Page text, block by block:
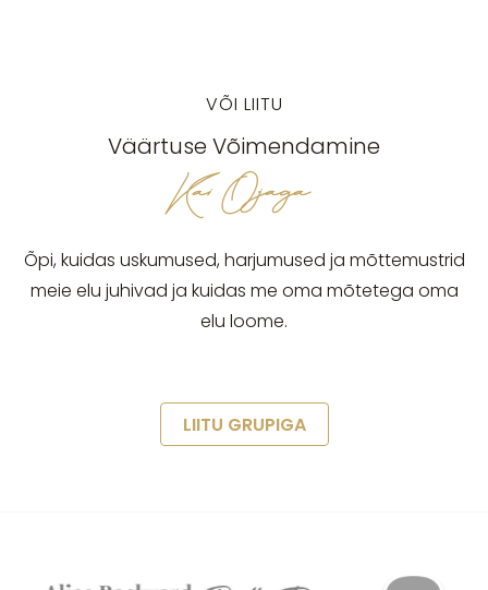
VÕI LIITU
Väärtuse Võimendamine
Kai Ojaga
Õpi, kuidas uskumused, harjumused ja mõttemustrid
meie elu juhivad ja kuidas me oma mõtetega oma
elu loome.
LIITU GRUPIGA